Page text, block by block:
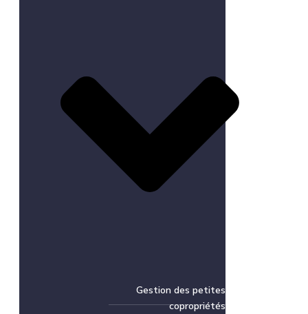
Gestion des petites
copropriétés